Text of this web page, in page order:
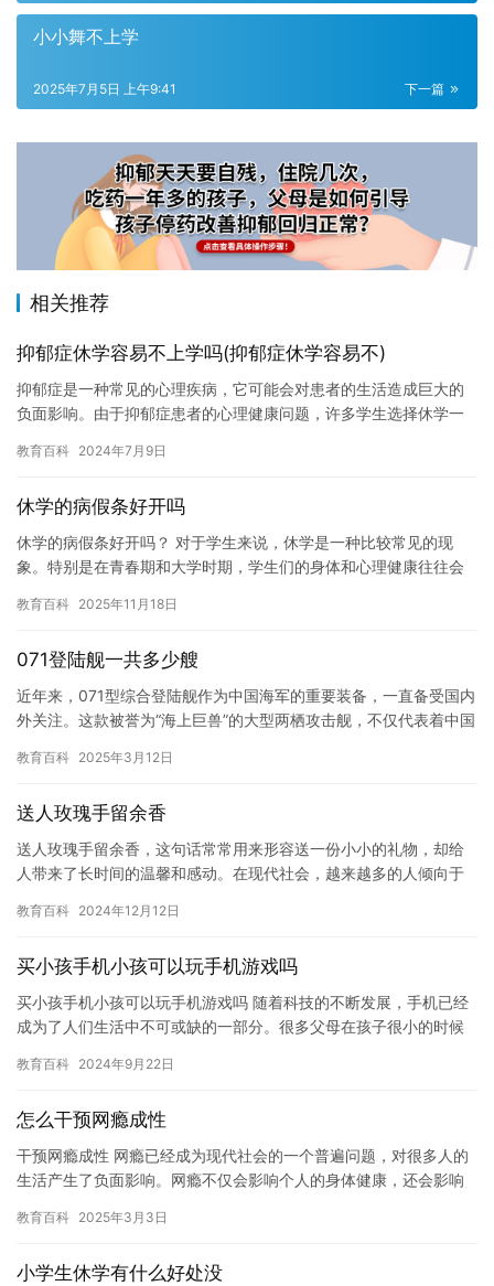
小小舞不上学
下一篇
2025年7月5日 上午9:41
相关推荐
抑郁症休学容易不上学吗(抑郁症休学容易不)
抑郁症是一种常见的心理疾病，它可能会对患者的生活造成巨大的
负面影响。由于抑郁症患者的心理健康问题，许多学生选择休学一
容易的…
教育百科 2024年7月9日
休学的病假条好开吗
休学的病假条好开吗？ 对于学生来说，休学是一种比较常见的现
象。特别是在青春期和大学时期，学生们的身体和心理健康往往会
条是学…
教育百科 2025年11月18日
071登陆舰一共多少艘
近年来，071型综合登陆舰作为中国海军的重要装备，一直备受国内
外关注。这款被誉为“海上巨兽”的大型两栖攻击舰，不仅代表着中国
教育百科 2025年3月12日
送人玫瑰手留余香
送人玫瑰手留余香，这句话常常用来形容送一份小小的礼物，却给
人带来了长时间的温馨和感动。在现代社会，越来越多的人倾向于
们的重…
教育百科 2024年12月12日
买小孩手机小孩可以玩手机游戏吗
买小孩手机小孩可以玩手机游戏吗 随着科技的不断发展，手机已经
成为了人们生活中不可或缺的一部分。很多父母在孩子很小的时候
和知…
教育百科 2024年9月22日
怎么干预网瘾成性
干预网瘾成性 网瘾已经成为现代社会的一个普遍问题，对很多人的
生活产生了负面影响。网瘾不仅会影响个人的身体健康，还会影响
要的…
教育百科 2025年3月3日
小学生休学有什么好处没